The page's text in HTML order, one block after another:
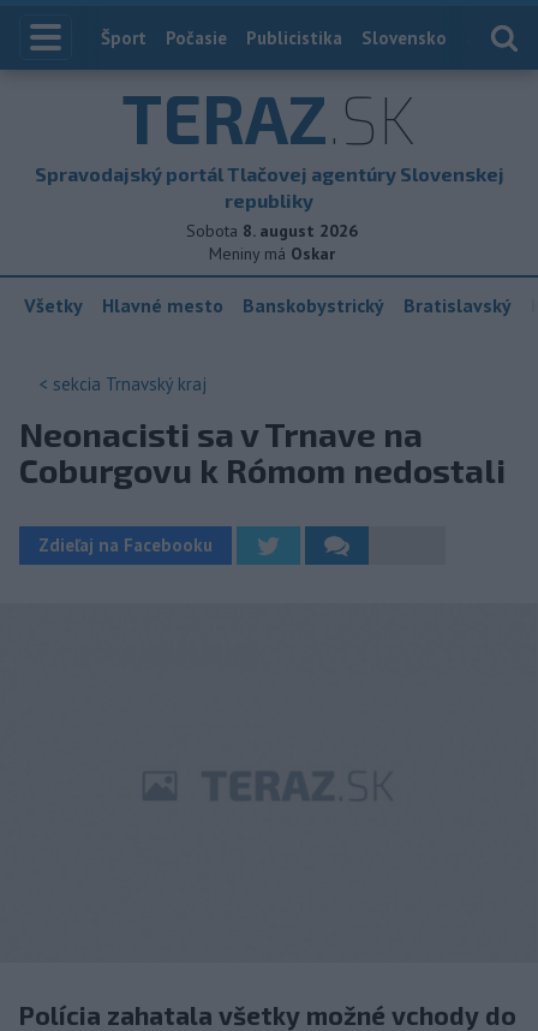
Index
Šport Počasie Publicistika Slovensko
TERAZ.SK
Spravodajský portál Tlačovej agentúry Slovenskej
republiky
Sobota 8. august 2026
Meniny má Oskar
Všetky Hlavné mesto Banskobystrický Bratislavský
< sekcia Trnavský kraj
Neonacisti sa v Trnave na
Coburgovu k Rómom nedostali
Zdieľaj na Facebooku
Polícia zahatala všetky možné vchody do